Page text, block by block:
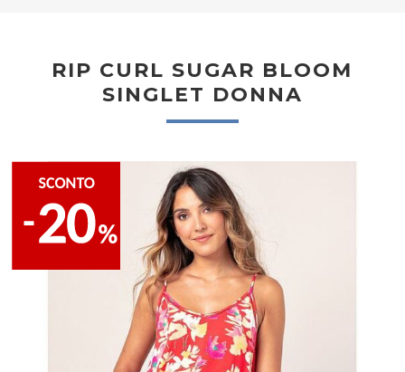
RIP CURL SUGAR BLOOM
SINGLET DONNA